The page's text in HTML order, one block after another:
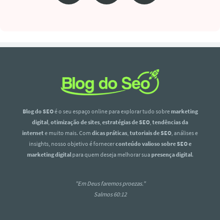
Blog do SEOé o seu espaço online para explorar tudo sobremarketing
digital otimização de sites estratégias de SEO tendências da
internete muito mais. Com dicas práticas tutoriais de SEO , análises e
insights, nosso objetivo é fornecerconteúdo valioso sobre SEO e
marketing digitalpara quem deseja melhorar suapresença digital.
"Em Deus faremos proezas."
Salmos 60:12